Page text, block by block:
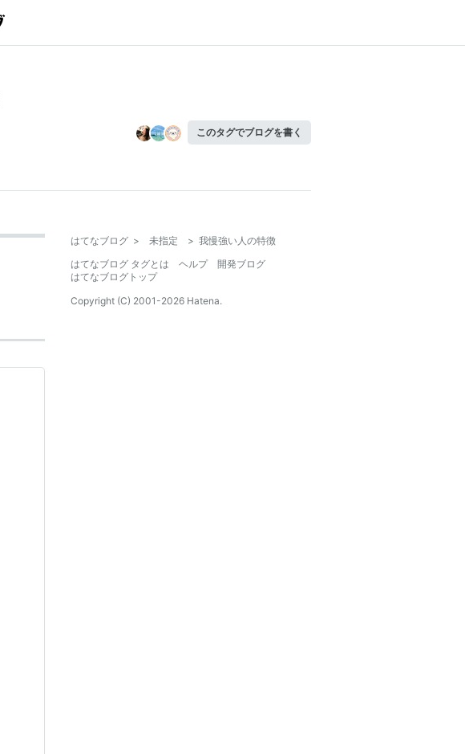
このタグでブログを書く
はてなブログ > 未指定 > 我慢強い人の特徴
はてなブログ タグとは
ヘルプ
開発ブログ
はてなブログトップ
Copyright (C) 2001-2026 Hatena.